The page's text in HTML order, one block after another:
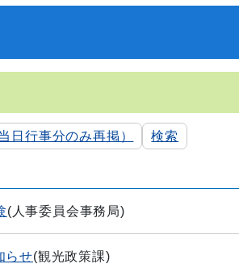
日行事分のみ再掲） 検索
( 人事委員会事務局)
らせ(観光政策課)